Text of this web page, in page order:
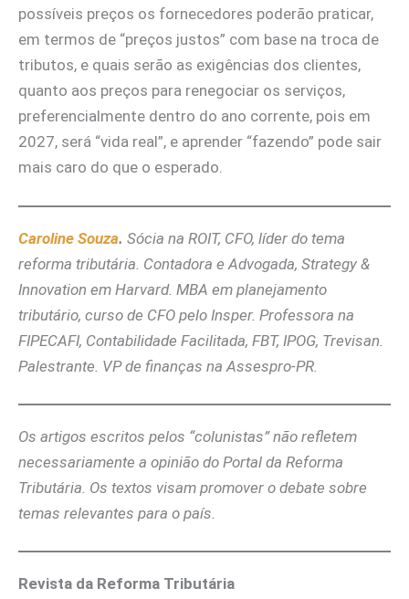
possíveis preços os fornecedores poderão praticar,
em termos de “preços justos” com base na troca de
tributos, e quais serão as exigências dos clientes,
quanto aos preços para renegociar os serviços,
preferencialmente dentro do ano corrente, pois em
2027, será “vida real”, e aprender “fazendo” pode sair
mais caro do que o esperado.
Caroline Souza. Sócia na ROIT, CFO, líder do tema
reforma tributária. Contadora e Advogada, Strategy &
Innovation em Harvard. MBA em planejamento
tributário, curso de CFO pelo Insper. Professora na
FIPECAFI, Contabilidade Facilitada, FBT, IPOG, Trevisan.
Palestrante. VP de finanças na Assespro-PR.
Os artigos escritos pelos “colunistas” não refletem
necessariamente a opinião do Portal da Reforma
Tributária. Os textos visam promover o debate sobre
temas relevantes para o país.
Revista da Reforma Tributária